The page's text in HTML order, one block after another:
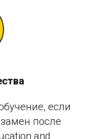
если
после
and